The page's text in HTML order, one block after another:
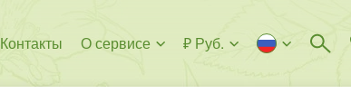
Контакты О сервисе ₽ Руб.